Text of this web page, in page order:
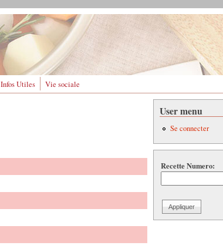
Infos Utiles Vie sociale
User menu
Se connecter
Recette Numero: